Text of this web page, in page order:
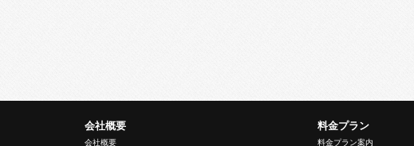
会社概要
会社概要
料金プラン
料金プラン案内